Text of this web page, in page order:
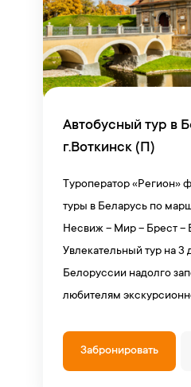
Автобусный тур в
г.Воткинск (П)
Туроператор «Регион»
туры в Беларусь по
Несвиж – Мир – Брест –
Увлекательный тур на 3
Белоруссии надолго
любителям
Забронировать